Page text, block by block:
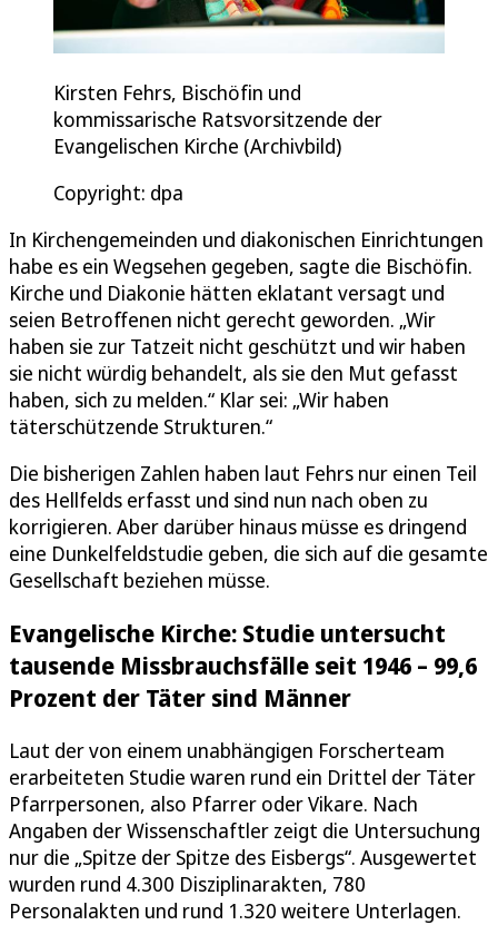
Kirsten Fehrs, Bischöfin und
kommissarische Ratsvorsitzende der
Evangelischen Kirche (Archivbild)
Copyright: dpa
In Kirchengemeinden und diakonischen Einrichtungen
habe es ein Wegsehen gegeben, sagte die Bischöfin.
Kirche und Diakonie hätten eklatant versagt und
seien Betroffenen nicht gerecht geworden. „Wir
haben sie zur Tatzeit nicht geschützt und wir haben
sie nicht würdig behandelt, als sie den Mut gefasst
haben, sich zu melden.“ Klar sei: „Wir haben
täterschützende Strukturen.“
Die bisherigen Zahlen haben laut Fehrs nur einen Teil
des Hellfelds erfasst und sind nun nach oben zu
korrigieren. Aber darüber hinaus müsse es dringend
eine Dunkelfeldstudie geben, die sich auf die gesamte
Gesellschaft beziehen müsse.
Evangelische Kirche: Studie untersucht
tausende Missbrauchsfälle seit 1946 – 99,6
Prozent der Täter sind Männer
Laut der von einem unabhängigen Forscherteam
erarbeiteten Studie waren rund ein Drittel der Täter
Pfarrpersonen, also Pfarrer oder Vikare. Nach
Angaben der Wissenschaftler zeigt die Untersuchung
nur die „Spitze der Spitze des Eisbergs“. Ausgewertet
wurden rund 4.300 Disziplinarakten, 780
Personalakten und rund 1.320 weitere Unterlagen.